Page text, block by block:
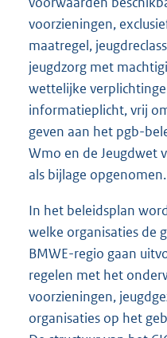
voorzieningen,
maatregel,
jeugdzorg met
wettelijke
informatieplicht, vrij
geven aan het pgb-
Wmo en de Jeugdwet
als bijlage opgenomen.
In het beleidsplan
welke organisaties de
BMWE-regio gaan
regelen met het
voorzieningen,
organisaties op het